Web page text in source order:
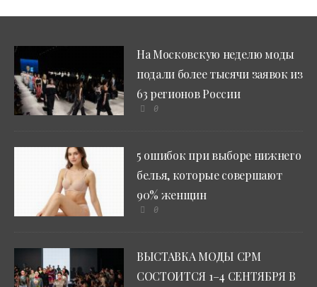
На Московскую неделю моды
подали более тысячи заявок из
63 регионов России
0
5 ошибок при выборе нижнего
белья, которые совершают
90% женщин
0
ВЫСТАВКА МОДЫ CPM
СОСТОИТСЯ 1–4 СЕНТЯБРЯ В